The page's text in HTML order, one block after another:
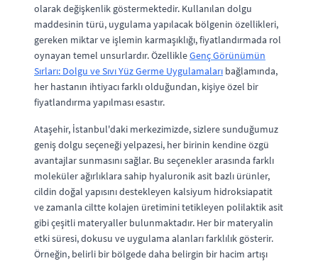
olarak değişkenlik göstermektedir. Kullanılan dolgu
maddesinin türü, uygulama yapılacak bölgenin özellikleri,
gereken miktar ve işlemin karmaşıklığı, fiyatlandırmada rol
oynayan temel unsurlardır. ÖzellikleGenç Görünümün
Sırları: Dolgu ve Sıvı Yüz Germe Uygulamaları bağlamında,
her hastanın ihtiyacı farklı olduğundan, kişiye özel bir
fiyatlandırma yapılması esastır.
Ataşehir, İstanbul'daki merkezimizde, sizlere sunduğumuz
geniş dolgu seçeneği yelpazesi, her birinin kendine özgü
avantajlar sunmasını sağlar. Bu seçenekler arasında farklı
moleküler ağırlıklara sahip hyaluronik asit bazlı ürünler,
cildin doğal yapısını destekleyen kalsiyum hidroksiapatit
ve zamanla ciltte kolajen üretimini tetikleyen polilaktik asit
gibi çeşitli materyaller bulunmaktadır. Her bir materyalin
etki süresi, dokusu ve uygulama alanları farklılık gösterir.
Örneğin, belirli bir bölgede daha belirgin bir hacim artışı